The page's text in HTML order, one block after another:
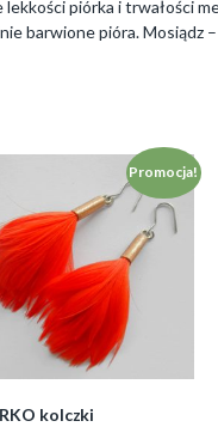
piórka i trwałości
barwione pióra. Mosiądz
Promocja!
kolczki